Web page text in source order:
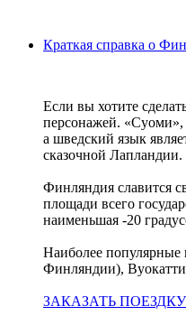
Краткая справка о
Если вы хотите
персонажей. «Суоми»,
а шведский язык
сказочной Лапландии.
Финляндия славится
площади всего
наименьшая -20
Наиболее популярные
Финляндии),
ЗАКАЗАТЬ